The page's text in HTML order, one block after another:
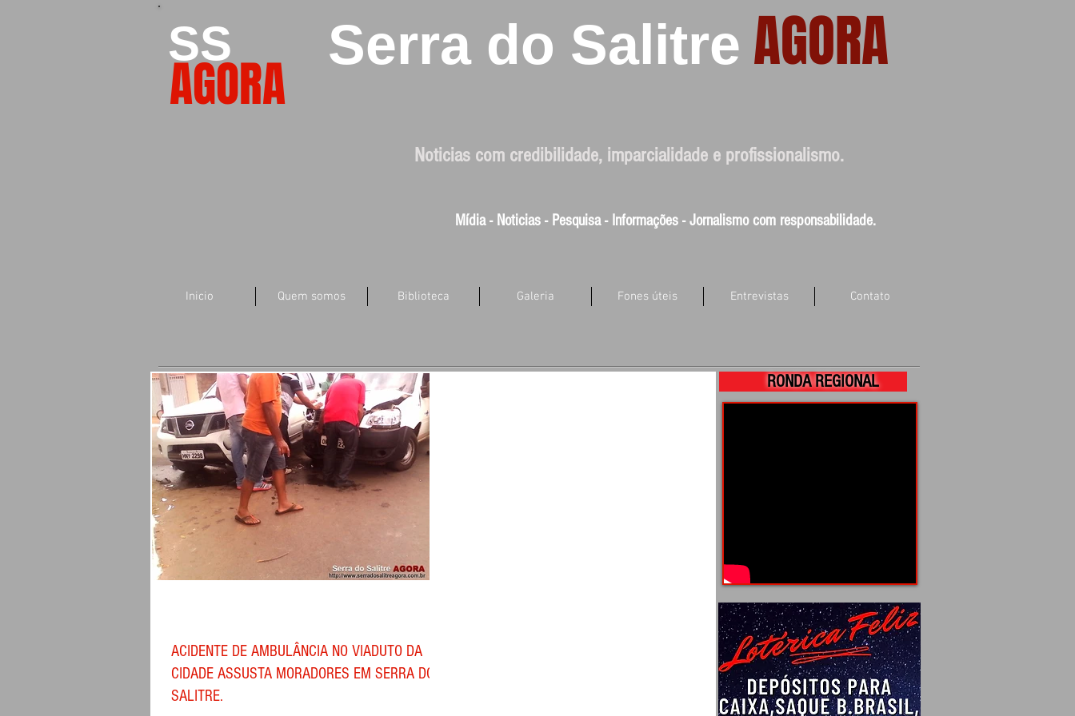
SS
AGORA
Serra do Salitre AGORA
Noticias com credibilidade, imparcialidade e profissionalismo.
Mídia - Noticias - Pesquisa - Informações - Jornalismo com responsabilidade.
Inicio Quem somos Biblioteca Galeria Fones úteis Entrevistas Contato
RONDA REGIONAL
ACIDENTE DE AMBULÂNCIA NO VIADUTO DA
CIDADE ASSUSTA MORADORES EM SERRA DO
SALITRE.